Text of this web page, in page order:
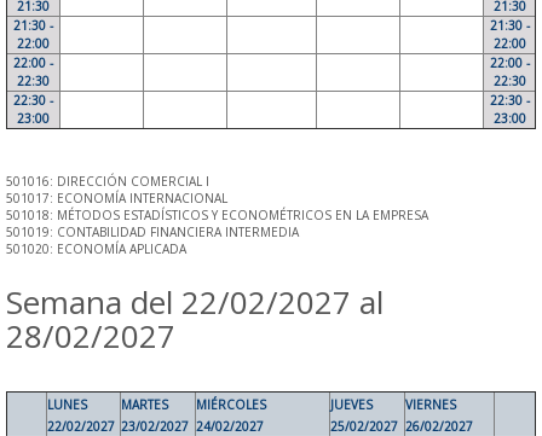
21:30
21:30
21:30 -
22:00
21:30 -
22:00
22:00 -
22:30
22:00 -
22:30
22:30 -
23:00
22:30 -
23:00
501016: DIRECCIÓN COMERCIAL I
501017: ECONOMÍA INTERNACIONAL
501018: MÉTODOS ESTADÍSTICOS Y ECONOMÉTRICOS EN LA EMPRESA
501019: CONTABILIDAD FINANCIERA INTERMEDIA
501020: ECONOMÍA APLICADA
Semana del 22/02/2027 al
28/02/2027
LUNES
22/02/2027
MARTES
23/02/2027
MIÉRCOLES
24/02/2027
JUEVES
25/02/2027
VIERNES
26/02/2027